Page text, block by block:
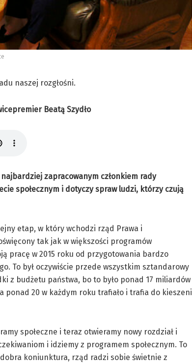
naszej rozgłośni.
Beatą Szydło
zapracowanym członkiem rady
społecznym i dotyczy spraw ludzi, którzy czują
etap, w który wchodzi rząd Prawa i
tak jak w większości programów
pracę w 2015 roku od przygotowania bardzo
To był oczywiście przede wszystkim sztandarowy
z budżetu państwa, bo to było ponad 17 miliardów
ponad 20 w każdym roku trafiało i trafia do kieszeni
społeczne i teraz otwieramy nowy rozdział i
i idziemy z programem społecznym. To
koniunktura, rząd radzi sobie świetnie z